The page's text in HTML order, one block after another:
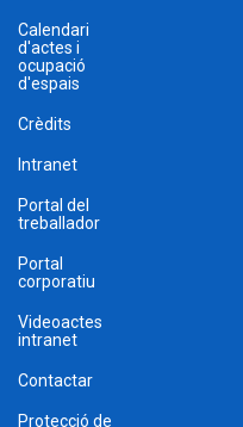
Calendari
d'actes i
ocupació
d'espais
Crèdits
Intranet
Portal del
treballador
Portal
corporatiu
Videoactes
intranet
Contactar
Protecció de